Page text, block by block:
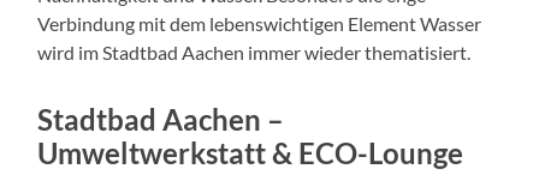
Verbindung mit dem lebenswichtigen Element Wasser
wird im Stadtbad Aachen immer wieder thematisiert.
Stadtbad Aachen –
Umweltwerkstatt & ECO-Lounge